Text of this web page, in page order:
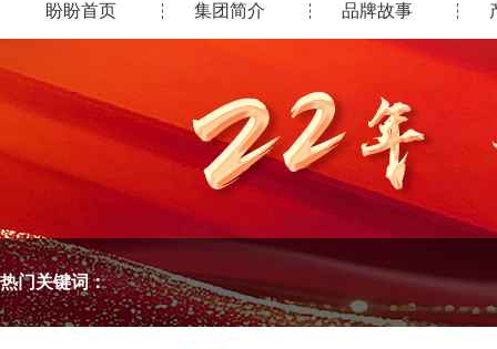
盼盼首页 集团简介 品牌故事
热门关键词：